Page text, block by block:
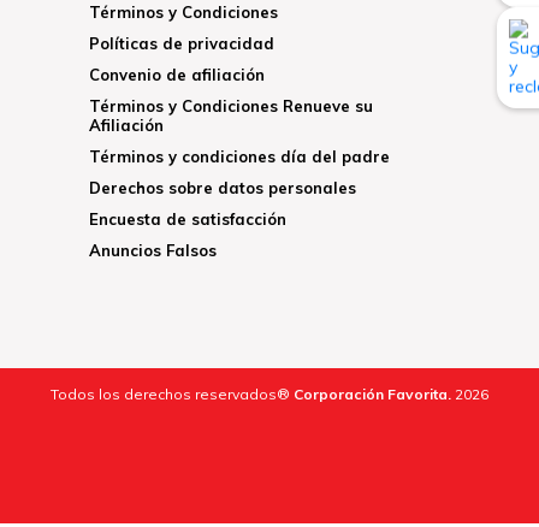
Términos y Condiciones
Políticas de privacidad
Convenio de afiliación
Términos y Condiciones Renueve su
Afiliación
Términos y condiciones día del padre
Derechos sobre datos personales
Encuesta de satisfacción
Anuncios Falsos
Todos los derechos reservados® Corporación Favorita. 2026